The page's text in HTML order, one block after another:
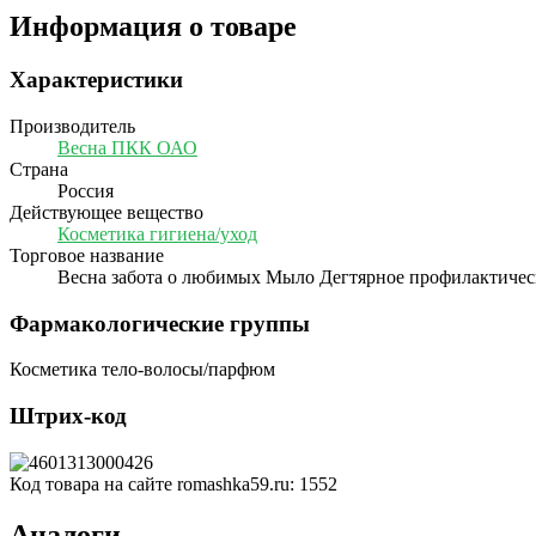
Информация о товаре
Характеристики
Производитель
Весна ПКК ОАО
Страна
Россия
Действующее вещество
Косметика гигиена/уход
Торговое название
Весна забота о любимых Мыло Дегтярное
Фармакологические группы
Косметика тело-волосы/парфюм
Штрих-код
Код товара на сайте romashka59.ru: 1552